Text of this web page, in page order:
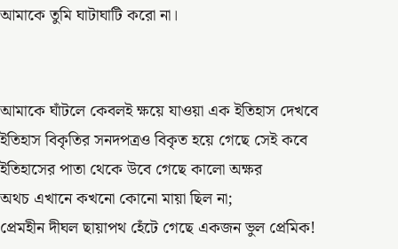
আমাকে তুমি ঘাটাঘাটি করো না।
আমাকে ঘাঁটলে কেবলই ক্ষয়ে যাওয়া এক ইতিহাস দেখবে
ইতিহাস বিকৃতির সনদপত্রও বিকৃত হয়ে গেছে সেই কবে
ইতিহাসের পাতা থেকে উবে গেছে কালো অক্ষর
অথচ এখানে কখনো কোনো মায়া ছিল না;
প্রেমহীন দীঘল ছায়াপথ হেঁটে গেছে একজন ভুল প্রেমিক!